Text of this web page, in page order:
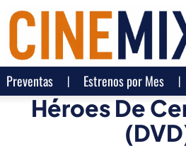
Preventas Estrenos por Mes
Héroes De